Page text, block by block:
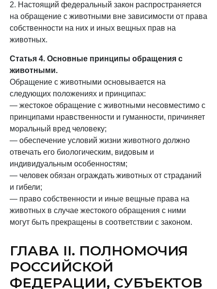
2. Настоящий федеральный закон распространяется
на обращение с животными вне зависимости от права
собственности на них и иных вещных прав на
животных.
Статья 4. Основные принципы обращения с
животными.
Обращение с животными основывается на
следующих положениях и принципах:
— жестокое обращение с животными несовместимо с
принципами нравственности и гуманности, причиняет
моральный вред человеку;
— обеспечение условий жизни животного должно
отвечать его биологическим, видовым и
индивидуальным особенностям;
— человек обязан ограждать животных от страданий
и гибели;
— право собственности и иные вещные права на
животных в случае жестокого обращения с ними
могут быть прекращены в соответствии с законом.
ГЛАВА II. ПОЛНОМОЧИЯ
РОССИЙСКОЙ
ФЕДЕРАЦИИ, СУБЪЕКТОВ